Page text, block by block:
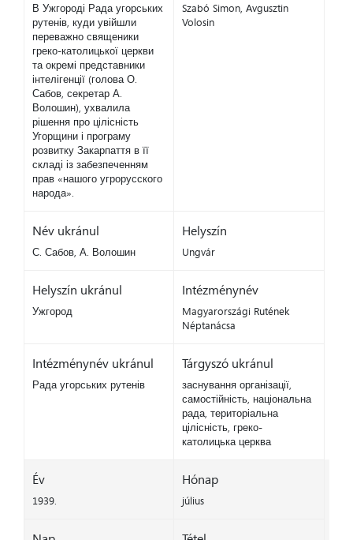
В Ужгороді Рада угорських
рутенів, куди увійшли
переважно священики
греко-католицької церкви
та окремі представники
інтелігенції (голова О.
Сабов, секретар А.
Волошин), ухвалила
рішення про цілісність
Угорщини і програму
розвитку Закарпаття в її
складі із забезпеченням
прав «нашого угрорусского
народа».
Szabó Simon, Avgusztin
Volosin
Név ukránul
С. Сабов, А. Волошин
Helyszín
Ungvár
Helyszín ukránul
Ужгород
Intézménynév
Magyarországi Rutének
Néptanácsa
Intézménynév ukránul
Рада угорських рутенів
Tárgyszó ukránul
заснування організації,
самостійність, національна
рада, територіальна
цілісність, греко-
католицька церква
Év
1939.
Hónap
július